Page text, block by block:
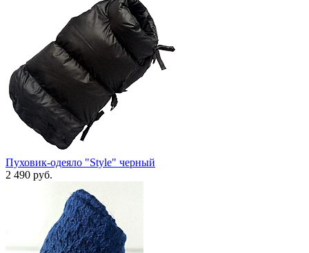
Пуховик-одеяло "Style" черный
2 490 руб.